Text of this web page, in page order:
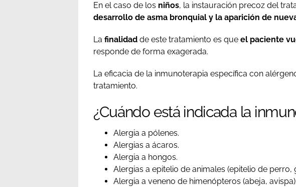
En el caso de los niños, la instauración precoz del
desarrollo de asma bronquial y la aparición de
La finalidadde este tratamiento es que el paciente
responde de forma exagerada.
La eficacia de la inmunoterapia específica con
tratamiento.
¿Cuándo está indicada la
Alergia a pólenes.
Alergias a ácaros.
Alergia a hongos.
Alergias a epitelio de animales (epitelio de perro,
Alergia a veneno de himenópteros (abeja, avispa).